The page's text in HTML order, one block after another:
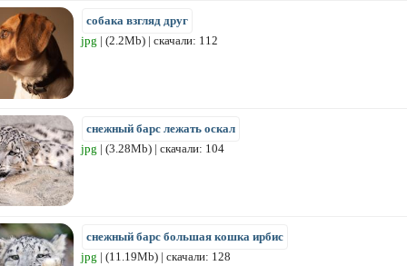
собака взгляд друг
jpg | (2.2Mb) | скачали: 112
снежный барс лежать оскал
jpg | (3.28Mb) | скачали: 104
снежный барс большая кошка ирбис
jpg | (11.19Mb) | скачали: 128